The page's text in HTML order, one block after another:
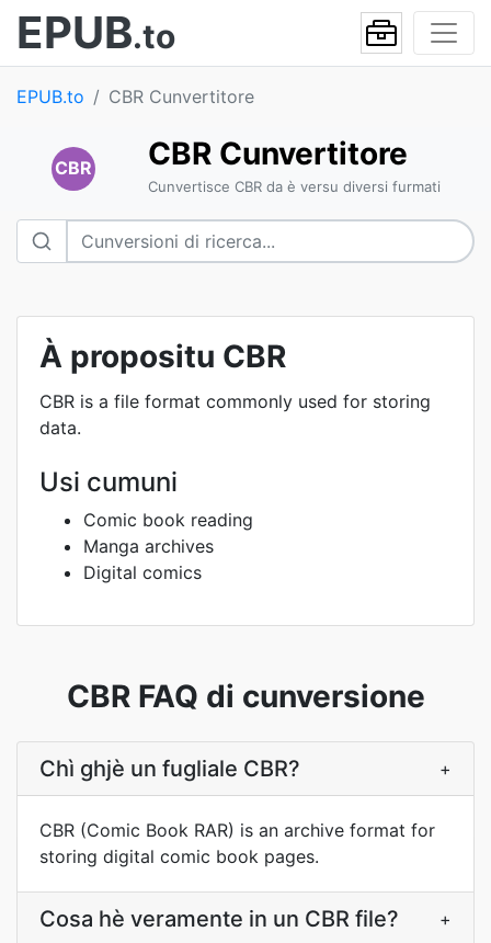
EPUB.to
EPUB.to CBR Cunvertitore
CBR CBR Cunvertitore
Cunvertisce CBR da è versu diversi furmati
À propositu CBR
CBR is a file format commonly used for storing
data.
Usi cumuni
Comic book reading
Manga archives
Digital comics
CBR FAQ di cunversione
Chì ghjè un fugliale CBR? +
CBR (Comic Book RAR) is an archive format for
storing digital comic book pages.
Cosa hè veramente in un CBR file? +